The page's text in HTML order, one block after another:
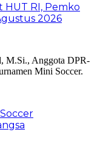
HUT RI, Pemko
2026